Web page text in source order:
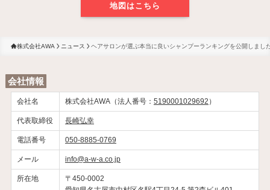
地図はこちら
株式会社AWA ニュース ヘアサロンが選ぶ本当に良いシャンプーランキングを公開しまし
会社情報
会社名 株式会社AWA（法人番号： 5190001029692 ）
代表取締役 長崎弘幸
電話番号 050-8885-0769
メール info@a-w-a.co.jp
所在地
〒450-0002